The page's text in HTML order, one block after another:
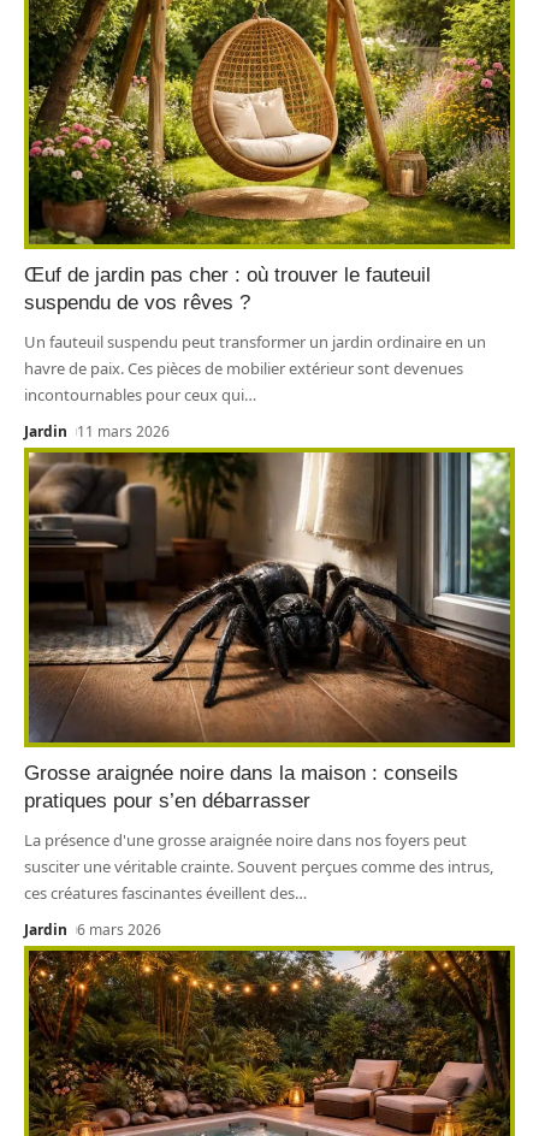
Œuf de jardin pas cher : où trouver le fauteuil
suspendu de vos rêves ?
Un fauteuil suspendu peut transformer un jardin ordinaire en un
havre de paix. Ces pièces de mobilier extérieur sont devenues
incontournables pour ceux qui…
Jardin 11 mars 2026
Grosse araignée noire dans la maison : conseils
pratiques pour s’en débarrasser
La présence d'une grosse araignée noire dans nos foyers peut
susciter une véritable crainte. Souvent perçues comme des intrus,
ces créatures fascinantes éveillent des…
Jardin 6 mars 2026